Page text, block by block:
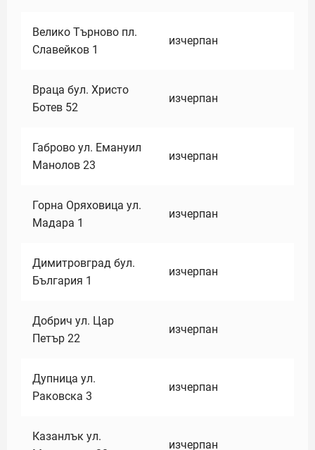
Велико Търново пл.
Славейков 1
изчерпан
Враца бул. Христо
Ботев 52
изчерпан
Габрово ул. Емануил
Манолов 23
изчерпан
Горна Оряховица ул.
Мадара 1
изчерпан
Димитровград бул.
България 1
изчерпан
Добрич ул. Цар
Петър 22
изчерпан
Дупница ул.
Раковска 3
изчерпан
Казанлък ул.
изчерпан